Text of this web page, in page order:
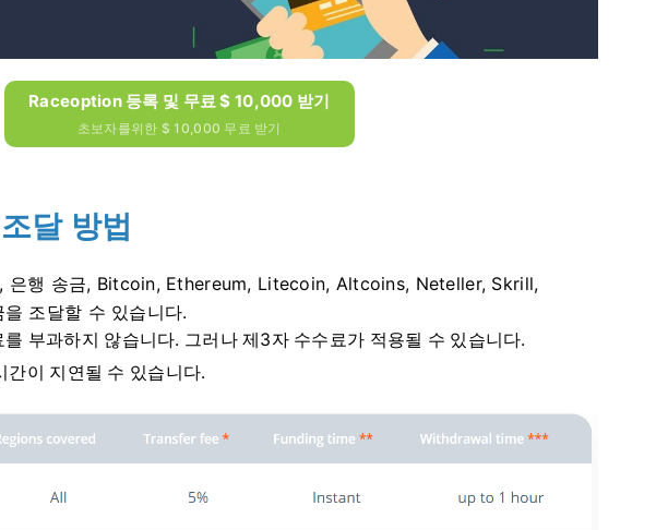
Raceoption 등록 및 무료 $ 10,000 받기
초보자를위한 $ 10,000 무료 받기
달 방법
은행 송금, Bitcoin, Ethereum, Litecoin, Altcoins, Neteller, Skrill,
조달할 수 있습니다.
부과하지 않습니다. 그러나 제3자 수수료가 적용될 수 있습니다.
간이 지연될 수 있습니다.